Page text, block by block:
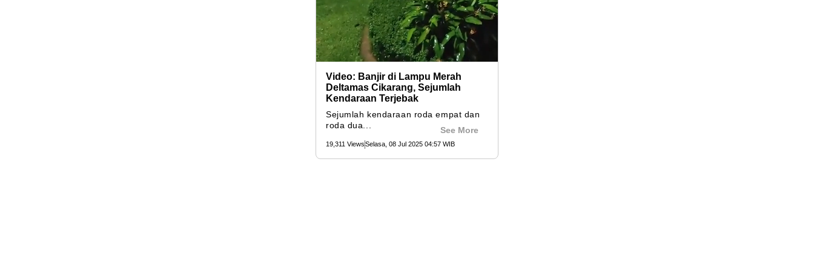
Video: Banjir di Lampu Merah
Deltamas Cikarang, Sejumlah
Kendaraan Terjebak
Sejumlah kendaraan roda empat dan
roda dua...
See More
19,311 ViewsSelasa, 08 Jul 2025 04:57 WIB